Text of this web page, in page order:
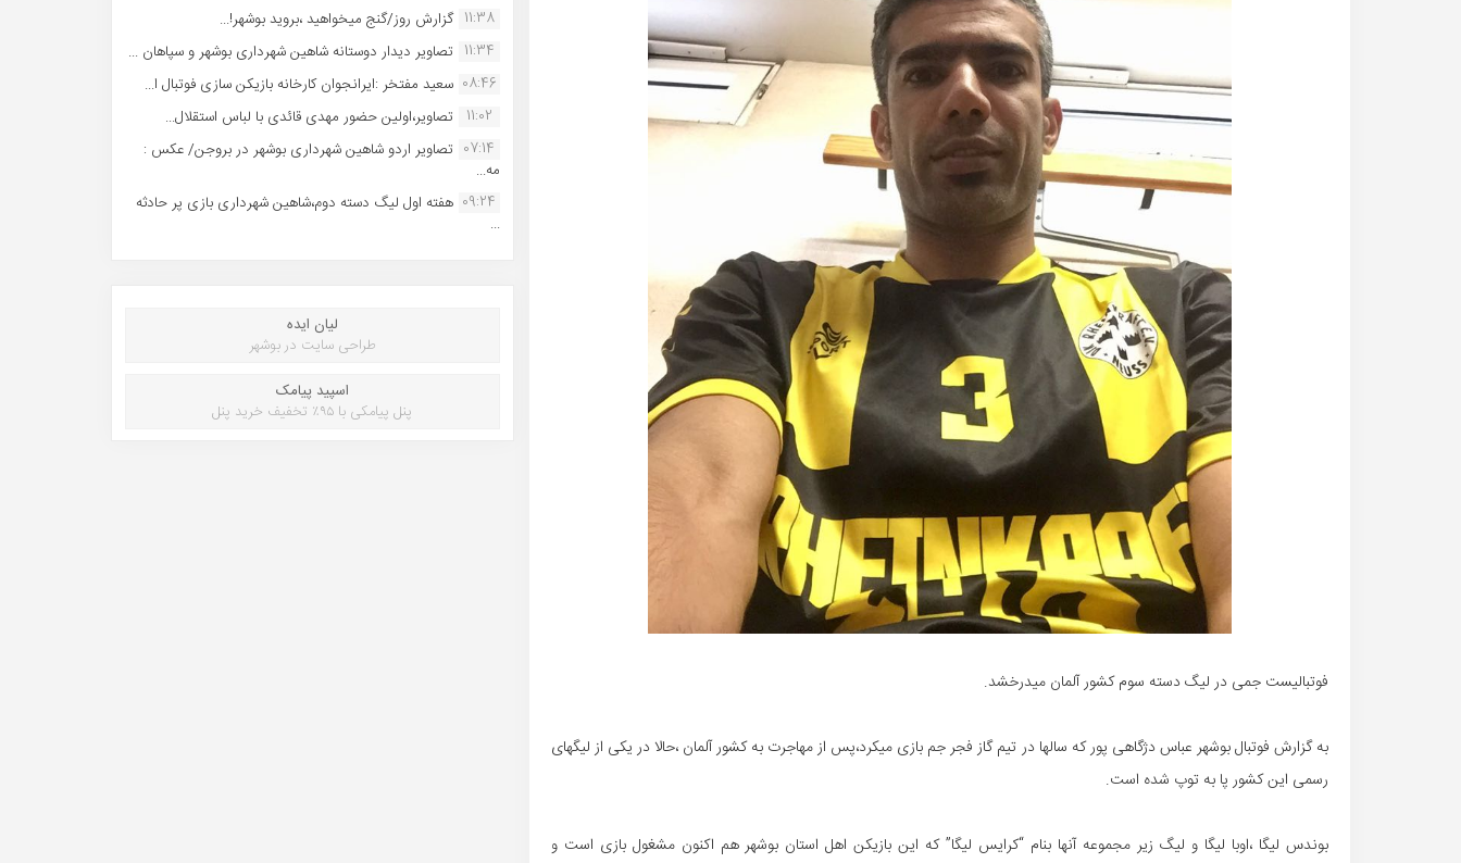
فوتبالیست جمی در لیگ دسته سوم کشور آلمان میدرخشد.
به گزارش فوتبال بوشهر عباس دژگاهی پور که سالها در تیم گاز فجر جم بازی میکرد،پس از مهاجرت به کشور آلمان ،حالا در یکی از لیگهای
رسمی این کشور پا به توپ شده است.
بوندس لیگا ،اوبا لیگا و لیگ زیر مجموعه آنها بنام “کرایس لیگا” که این بازیکن اهل استان بوشهر هم اکنون مشغول بازی است و
11:38 گزارش روز/گنج میخواهید ،بروید بوشهر!...
11:34 تصاویر دیدار دوستانه شاهین شهردارى بوشهر و سپاهان ...
08:46 سعید مفتخر :ایرانجوان کارخانه بازیکن سازی فوتبال ا...
11:02
تصاویر،اولین حضور مهدی قائدی با لباس استقلال...
07:14 تصاویر اردو شاهین شهرداری بوشهر در بروجن/ عکس :
مه...
09:24 هفته اول لیگ دسته دوم،شاهین شهرداری بازی پر حادثه
...
لیان ایده
طراحی سایت در بوشهر
اسپید پیامک
پنل پیامکی با ۹۵٪ تخفیف خرید پنل